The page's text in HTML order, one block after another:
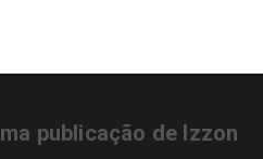
publicação de Izzon